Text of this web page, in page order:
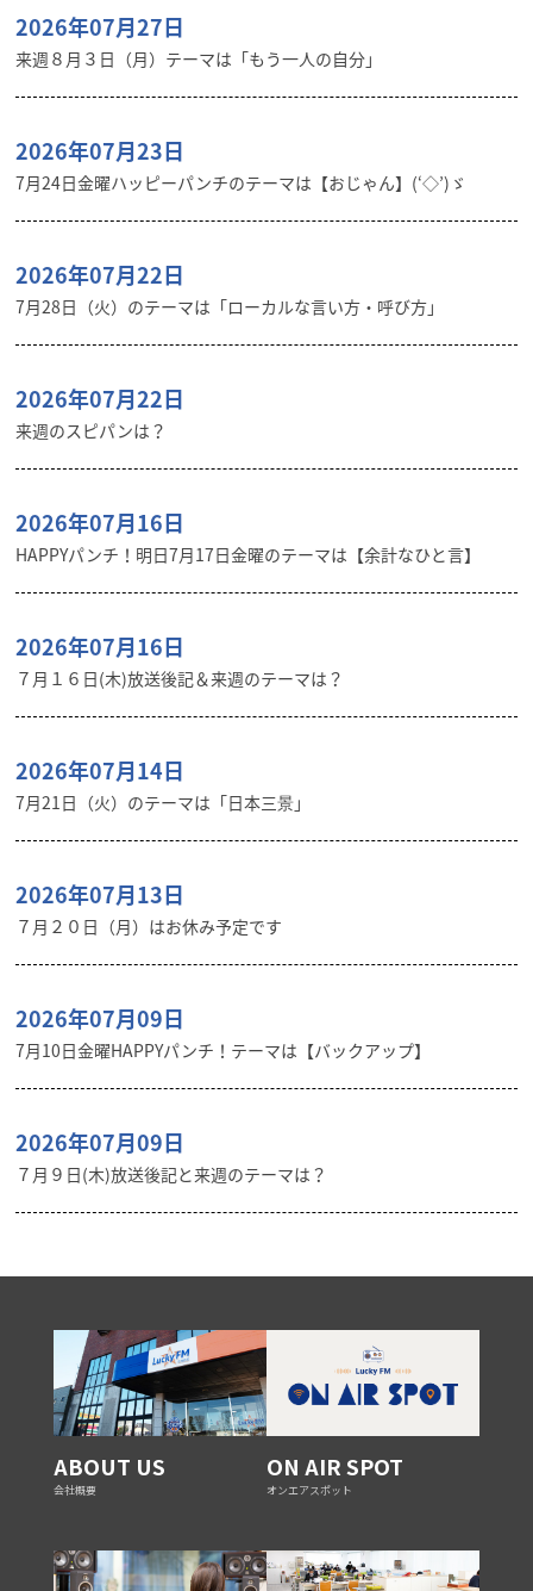
2026年07月27日
来週８月３日（月）テーマは「もう一人の自分」
2026年07月23日
7月24日金曜ハッピーパンチのテーマは【おじゃん】(‘◇’)ゞ
2026年07月22日
7月28日（火）のテーマは「ローカルな言い方・呼び方」
2026年07月22日
来週のスピパンは？
2026年07月16日
HAPPYパンチ！明日7月17日金曜のテーマは【余計なひと言】
2026年07月16日
７月１６日(木)放送後記＆来週のテーマは？
2026年07月14日
7月21日（火）のテーマは「日本三景」
2026年07月13日
７月２０日（月）はお休み予定です
2026年07月09日
7月10日金曜HAPPYパンチ！テーマは【バックアップ】
2026年07月09日
７月９日(木)放送後記と来週のテーマは？
ABOUT US
会社概要
ON AIR SPOT
オンエアスポット